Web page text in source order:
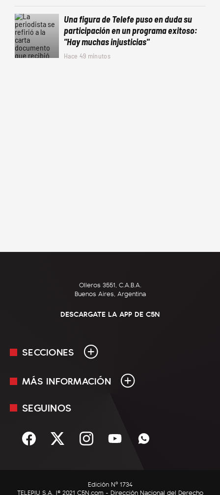
Una figura de Telefe puso en duda su
participación en un programa exitoso:
"Hay muchas injusticias"
Hace 49 minutos
Olleros 3551, C.A.B.A.
Buenos Aires, Argentina
DESCARGATE LA APP DE C5N
SECCIONES
En Vivo
Sociedad
C5N Autos
MÁS INFORMACIÓN
Mediakit
Términos y condiciones
SEGUINOS
Edición Nº 1734
TELEPIU S.A. |© 2021 C5N.com - Dirección Nacional del Derecho